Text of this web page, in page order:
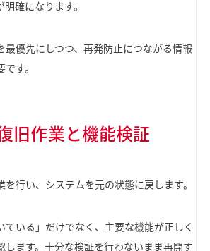
確になります。
最優先にしつつ、再発防止につながる情報
す。
旧作業と機能検証
行い、システムを元の状態に戻します。
ている」だけでなく、主要な機能が正しく
します。十分な検証を行わないまま再開す